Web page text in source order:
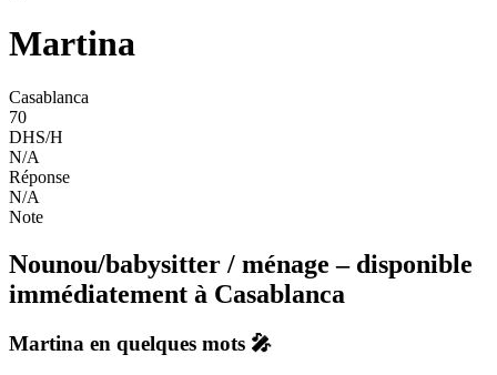
Martina
Casablanca
70
DHS/H
N/A
Réponse
N/A
Note
Nounou/babysitter / ménage – disponible
immédiatement à Casablanca
Martina en quelques mots 🎤